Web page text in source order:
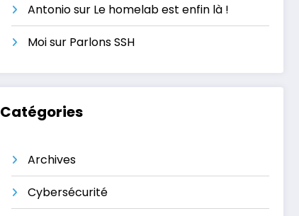
Antoniosur Le homelab est enfin là !
Moisur Parlons SSH
Catégories
Archives
Cybersécurité